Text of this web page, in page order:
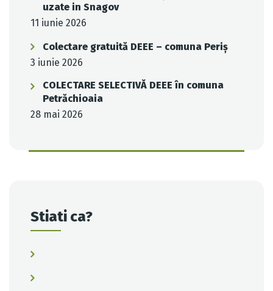
uzate in Snagov
11 iunie 2026
Colectare gratuită DEEE – comuna Periș
3 iunie 2026
COLECTARE SELECTIVĂ DEEE în comuna
Petrăchioaia
28 mai 2026
Stiati ca?